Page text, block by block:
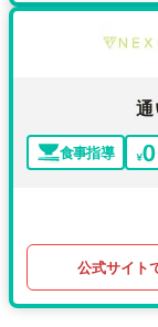
食事指導
公式サイト